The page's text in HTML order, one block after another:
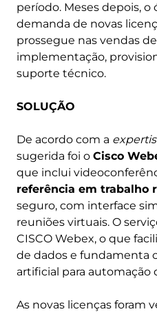
período. Meses depois, o
demanda de novas
prossegue nas vendas
implementação,
suporte técnico.
SOLUÇÃO
De acordo com a
sugerida foi o Cisco
que inclui
referência em trabalho
seguro, com interface
reuniões virtuais. O
CISCO Webex, o que
de dados e fundamenta
artificial para automação
As novas licenças foram